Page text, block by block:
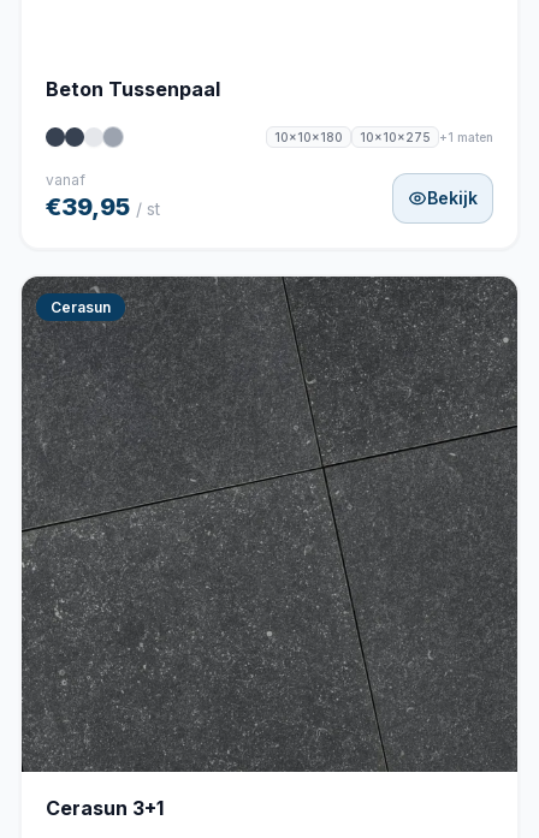
Beton Tussenpaal
10x10x180 10x10x275 +1 maten
vanaf
€39,95 / st
Bekijk
Cerasun
Cerasun 3+1